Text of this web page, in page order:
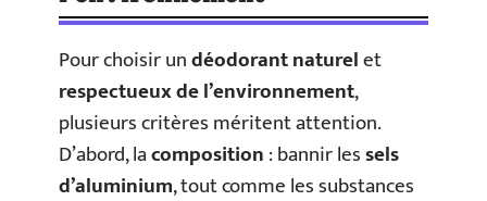
Pour choisir undéodorant naturelet
respectueux de l’environnement,
plusieurs critères méritent attention.
D’abord, lacomposition: bannir lessels
d’aluminium, tout comme les substances